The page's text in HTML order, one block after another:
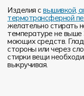
Изделия с вышивкой,
термотрансферной
желательно стирать
температуре не выше
моющих средств.
стороны или через
стирки вещи
выкручивая.